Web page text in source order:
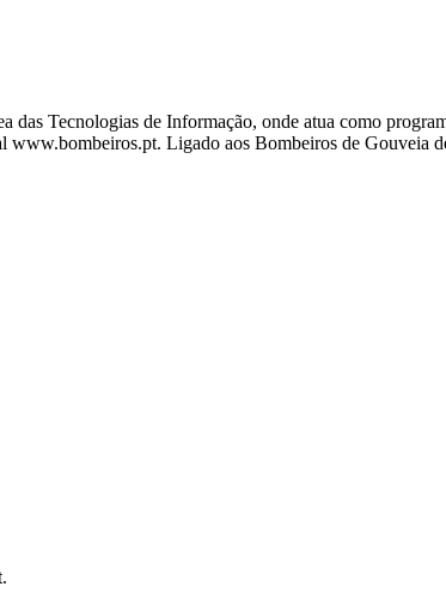
Tecnologias de Informação, onde atua como
Ligado aos Bombeiros de Gouveia